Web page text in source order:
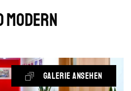
Galerie ansehen